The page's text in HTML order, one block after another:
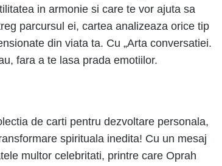
in armonie si care te vor ajuta sa
parcursul ei, cartea analizeaza orice tip
din viata ta. Cu „Arta conversatiei.
fara a te lasa prada emotiilor.
de carti pentru dezvoltare personala,
spirituala inedita! Cu un mesaj
multor celebritati, printre care Oprah